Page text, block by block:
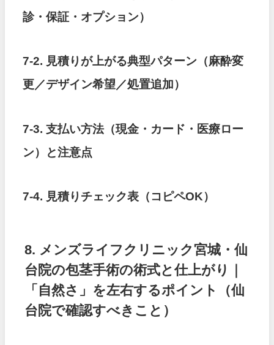
診・保証・オプション）
7-2. 見積りが上がる典型パターン（麻酔変
更／デザイン希望／処置追加）
7-3. 支払い方法（現金・カード・医療ロー
ン）と注意点
7-4. 見積りチェック表（コピペOK）
8. メンズライフクリニック宮城・仙
台院の包茎手術の術式と仕上がり｜
「自然さ」を左右するポイント（仙
台院で確認すべきこと）